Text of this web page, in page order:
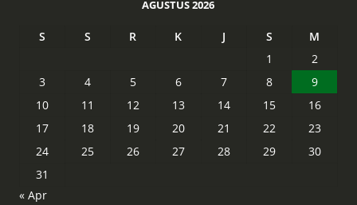
AGUSTUS 2026
S S R K J S
M
1
2
3
4 5 6 7 8
9
10
11 12 13 14 15
16
17
18 19 20 21 22
23
24
25 26 27 28 29
30
31
« Apr